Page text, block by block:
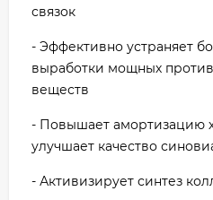
связок
- Эффективно устраняет
выработки мощных
веществ
- Повышает амортизацию
улучшает качество
- Активизирует синтез